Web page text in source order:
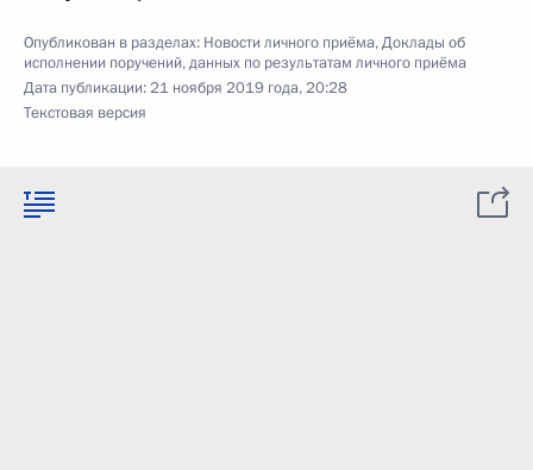
Опубликован в разделах: Новости личного приёма,Доклады об
исполнении поручений, данных по результатам личного приёма
Дата публикации:21 ноября 2019 года, 20:28
Текстовая версия